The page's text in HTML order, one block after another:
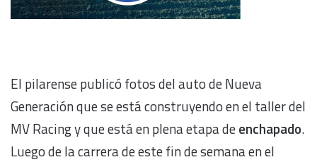
El pilarense publicó fotos del auto de Nueva
Generación que se está construyendo en el taller del
MV Racing y que está en plena etapa deenchapado.
Luego de la carrera de este fin de semana en el